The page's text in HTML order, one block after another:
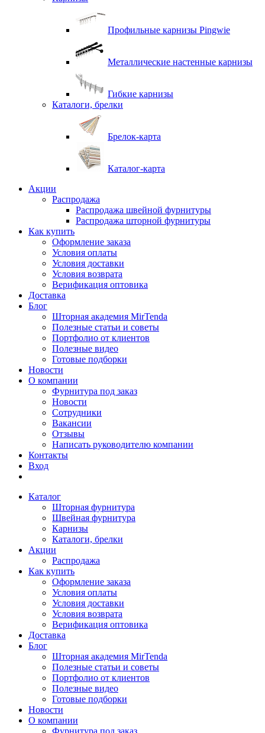
Профильные карнизы Pingwie
Металлические настенные карнизы
Гибкие карнизы
Каталоги, брелки
Брелок-карта
Каталог-карта
Акции
Распродажа
Распродажа швейной фурнитуры
Распродажа шторной фурнитуры
Как купить
Оформление заказа
Условия оплаты
Условия доставки
Условия возврата
Верификация оптовика
Доставка
Блог
Шторная академия MirTenda
Полезные статьи и советы
Портфолио от клиентов
Полезные видео
Готовые подборки
Новости
О компании
Фурнитура под заказ
Новости
Сотрудники
Вакансии
Отзывы
Написать руководителю компании
Контакты
Вход
Каталог
Шторная фурнитура
Швейная фурнитура
Карнизы
Каталоги, брелки
Акции
Распродажа
Как купить
Оформление заказа
Условия оплаты
Условия доставки
Условия возврата
Верификация оптовика
Доставка
Блог
Шторная академия MirTenda
Полезные статьи и советы
Портфолио от клиентов
Полезные видео
Готовые подборки
Новости
О компании
Фурнитура под заказ